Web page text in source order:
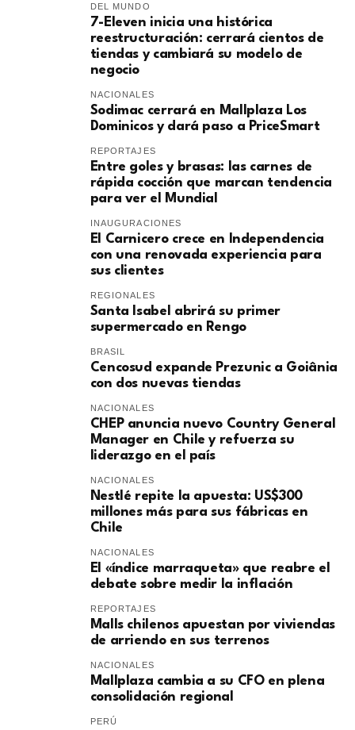
DEL MUNDO
7-Eleven inicia una histórica
reestructuración: cerrará cientos de
tiendas y cambiará su modelo de
negocio
NACIONALES
Sodimac cerrará en Mallplaza Los
Dominicos y dará paso a PriceSmart
REPORTAJES
Entre goles y brasas: las carnes de
rápida cocción que marcan tendencia
para ver el Mundial
INAUGURACIONES
El Carnicero crece en Independencia
con una renovada experiencia para
sus clientes
REGIONALES
Santa Isabel abrirá su primer
supermercado en Rengo
BRASIL
Cencosud expande Prezunic a Goiânia
con dos nuevas tiendas
NACIONALES
CHEP anuncia nuevo Country General
Manager en Chile y refuerza su
liderazgo en el país
NACIONALES
Nestlé repite la apuesta: US$300
millones más para sus fábricas en
Chile
NACIONALES
El «índice marraqueta» que reabre el
debate sobre medir la inflación
REPORTAJES
Malls chilenos apuestan por viviendas
de arriendo en sus terrenos
NACIONALES
Mallplaza cambia a su CFO en plena
consolidación regional
PERÚ